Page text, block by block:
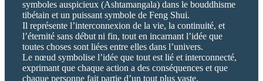
symboles auspicieux (Ashtamangala) dans le bouddhisme
tibétain et un puissant symbole de Feng Shui.
Il représente l’interconnexion de la vie, la continuité, et
l’éternité sans début ni fin, tout en incarnant l’idée que
toutes choses sont liées entre elles dans l’univers.
Le nœud symbolise l’idée que tout est lié et interconnecté,
exprimant que chaque action a des conséquences et que
chaque personne fait partie d’un tout plus vaste.